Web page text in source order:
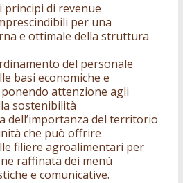
principi di revenue
per una
e ottimale della struttura
del personale
basi economiche e
attenzione agli
sostenibilità
dell’importanza del territorio
che può offrire
filiere agroalimentari per
raffinata dei menù
e comunicative.